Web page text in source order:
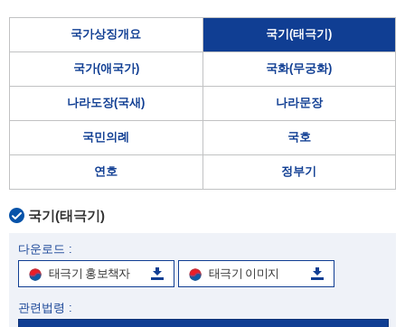
국가상징개요 국기(태극기)
국가(애국가) 국화(무궁화)
나라도장(국새) 나라문장
국민의례 국호
연호 정부기
국기(태극기)
다운로드 :
태극기 홍보책자
태극기 이미지
관련법령 :